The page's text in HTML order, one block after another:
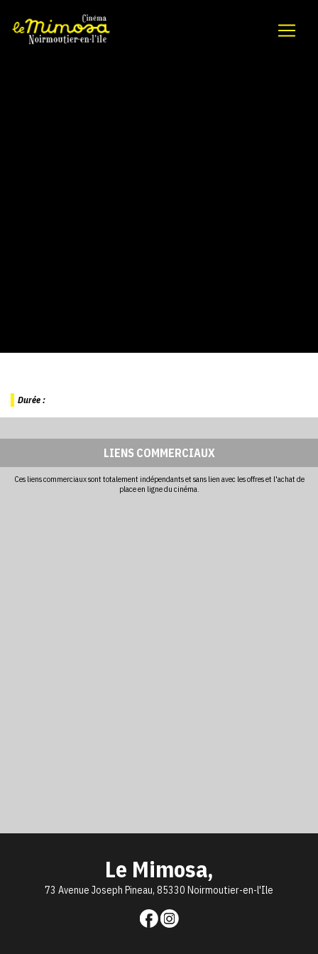
Durée :
LIENS COMMERCIAUX
Ces liens commerciaux sont totalement indépendants et sans lien avec les offres et l'achat de
place en ligne du cinéma.
Le Mimosa,
73 Avenue Joseph Pineau, 85330 Noirmoutier-en-l'Ile